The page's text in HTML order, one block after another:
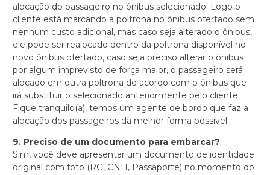
alocação do passageiro no ônibus selecionado. Logo o
cliente está marcando a poltrona no ônibus ofertado sem
nenhum custo adicional, mas caso seja alterado o ônibus,
ele pode ser realocado dentro da poltrona disponível no
novo ônibus ofertado, caso seja preciso alterar o ônibus
por algum imprevisto de força maior, o passageiro será
alocado em outra poltrona de acordo com o ônibus que
irá substituir o selecionado anteriormente pelo cliente.
Fique tranquilo(a), temos um agente de bordo que faz a
alocação dos passageiros da melhor forma possível.
9. Preciso de um documento para embarcar?
Sim, você deve apresentar um documento de identidade
original com foto (RG, CNH, Passaporte) no momento do